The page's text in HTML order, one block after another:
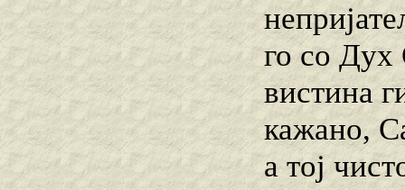
го со Дух
вистина
кажано,
а тој